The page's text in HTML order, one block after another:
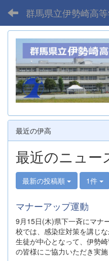
群馬県立伊勢崎高
最近の伊高
最近のニュー
最新の投稿順 1件
マナーアップ運動
9月15日(木)県下一斉にマナ
校では、感染症対策を講じ
生徒が中心となって、伊勢
の皆様にご協力いただき実施